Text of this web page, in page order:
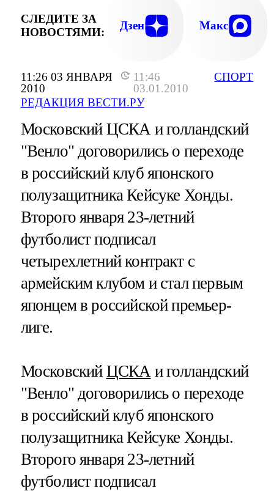
11:26 03 ЯНВАРЯ
2010
11:46
03.01.2010
РЕДАКЦИЯ ВЕСТИ.РУ
СПОРТ
СЛЕДИТЕ ЗА
НОВОСТЯМИ:
Дзен Макс
Московский ЦСКА и голландский
"Венло" договорились о переходе
в российский клуб японского
полузащитника Кейсуке Хонды.
Второго января 23-летний
футболист подписал
четырехлетний контракт с
армейским клубом и стал первым
японцем в российской премьер-
лиге.
Московский ЦСКА и голландский
"Венло" договорились о переходе
в российский клуб японского
полузащитника Кейсуке Хонды.
Второго января 23-летний
футболист подписал